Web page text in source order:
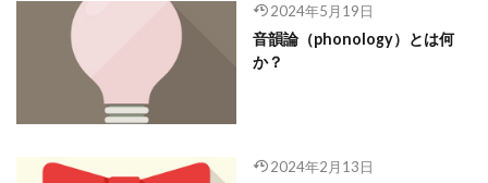
2024年5月19日
音韻論（phonology）とは何
か？
2024年2月13日